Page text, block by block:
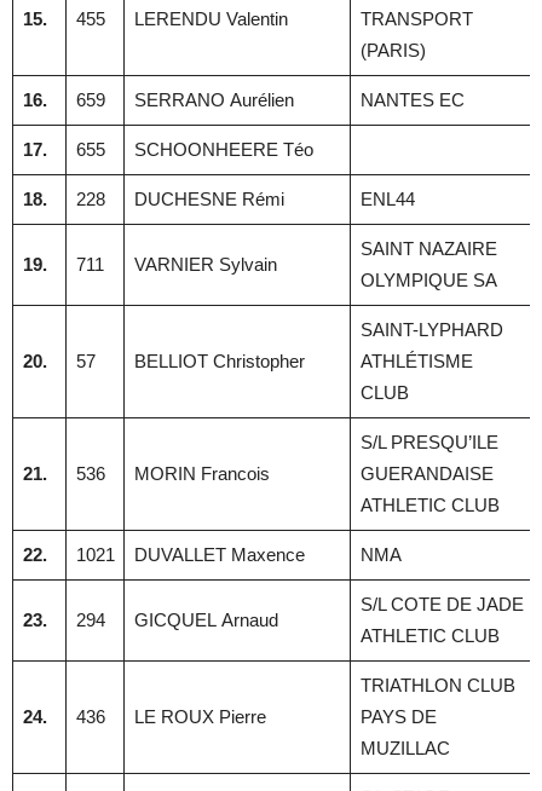
15. 455 LERENDU Valentin
TRANSPORT
(PARIS)
16. 659 SERRANO Aurélien NANTES EC
17. 655 SCHOONHEERE Téo
18. 228 DUCHESNE Rémi ENL44
19. 711 VARNIER Sylvain
SAINT NAZAIRE
OLYMPIQUE SA
20. 57 BELLIOT Christopher
SAINT-LYPHARD
ATHLÉTISME
CLUB
21. 536 MORIN Francois
S/L PRESQU’ILE
GUERANDAISE
ATHLETIC CLUB
22. 1021 DUVALLET Maxence NMA
23. 294 GICQUEL Arnaud
S/L COTE DE JADE
ATHLETIC CLUB
24. 436 LE ROUX Pierre
TRIATHLON CLUB
PAYS DE
MUZILLAC